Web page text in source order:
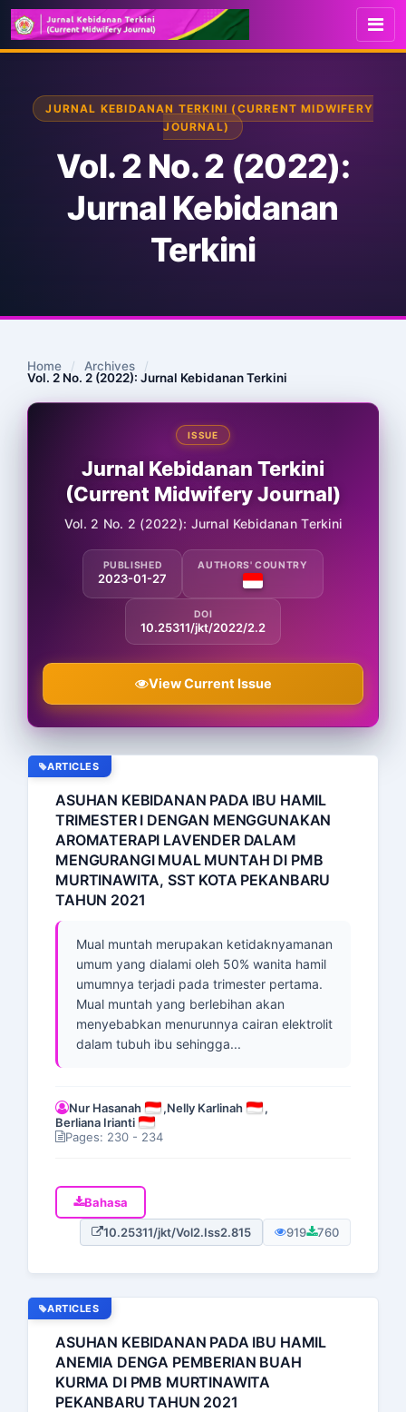
JURNAL KEBIDANAN TERKINI (CURRENT MIDWIFERY
JOURNAL)
Vol. 2 No. 2 (2022):
Jurnal Kebidanan
Terkini
Home / Archives
/
Vol. 2 No. 2 (2022): Jurnal Kebidanan Terkini
ISSUE
Jurnal Kebidanan Terkini
(Current Midwifery Journal)
Vol. 2 No. 2 (2022): Jurnal Kebidanan Terkini
PUBLISHED
2023-01-27
AUTHORS' COUNTRY
DOI
10.25311/jkt/2022/2.2
View Current Issue
ARTICLES
ASUHAN KEBIDANAN PADA IBU HAMIL
TRIMESTER I DENGAN MENGGUNAKAN
AROMATERAPI LAVENDER DALAM
MENGURANGI MUAL MUNTAH DI PMB
MURTINAWITA, SST KOTA PEKANBARU
TAHUN 2021
Mual muntah merupakan ketidaknyamanan
umum yang dialami oleh 50% wanita hamil
umumnya terjadi pada trimester pertama.
Mual muntah yang berlebihan akan
menyebabkan menurunnya cairan elektrolit
dalam tubuh ibu sehingga...
Nur Hasanah ,Nelly Karlinah
,
Berliana Irianti
Pages: 230 - 234
Bahasa
10.25311/jkt/Vol2.Iss2.815 919 760
ARTICLES
ASUHAN KEBIDANAN PADA IBU HAMIL
ANEMIA DENGA PEMBERIAN BUAH
KURMA DI PMB MURTINAWITA
PEKANBARU TAHUN 2021